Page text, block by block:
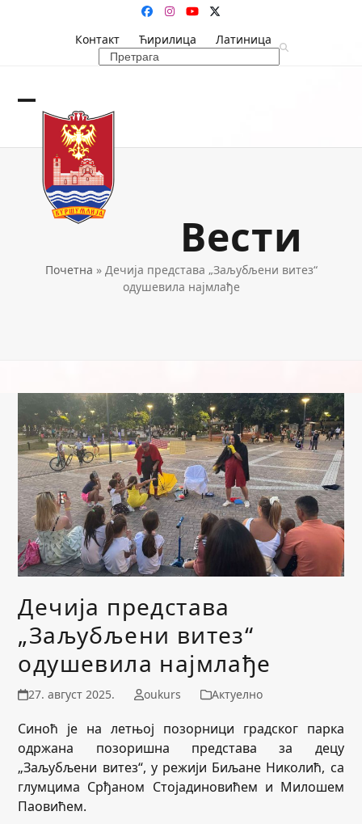
Facebook
Instagram
YouTubeTwitter
Контакт
Ћирилица
Латиница
Search
Open
mobile
menu
Close
mobile
menu
Вести
Почетна » Дечија представа „Заљубљени витез“
одушевила најмлађе
Дечија представа
„Заљубљени витез“
одушевила најмлађе
27. август 2025. oukurs Актуелно
Синоћ је на летњој позорници градског парка
одржана позоришна представа за децу
„Заљубљени витез“, у режији Биљане Николић, са
глумцима Срђаном Стојадиновићем и Милошем
Паовићем.